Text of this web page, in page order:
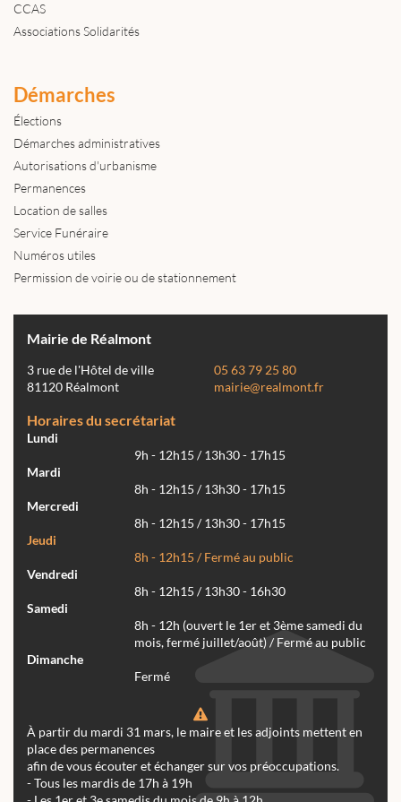
CCAS
Associations Solidarités
Démarches
Élections
Démarches administratives
Autorisations d'urbanisme
Permanences
Location de salles
Service Funéraire
Numéros utiles
Permission de voirie ou de stationnement
Mairie de Réalmont
3 rue de l'Hôtel de ville
81120 Réalmont
05 63 79 25 80
mairie@realmont.fr
Horaires du secrétariat
Lundi
9h - 12h15 / 13h30 - 17h15
Mardi
8h - 12h15 / 13h30 - 17h15
Mercredi
8h - 12h15 / 13h30 - 17h15
Jeudi
8h - 12h15 / Fermé au public
Vendredi
8h - 12h15 / 13h30 - 16h30
Samedi
8h - 12h (ouvert le 1er et 3ème samedi du
mois, fermé juillet/août) / Fermé au public
Dimanche
Fermé
À partir du mardi 31 mars, le maire et les adjoints mettent en
place des permanences
afin de vous écouter et échanger sur vos préoccupations.
- Tous les mardis de 17h à 19h